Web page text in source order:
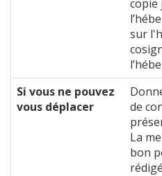
copie
sur
Si vous ne pouvez
vous déplacer
de
La
bon